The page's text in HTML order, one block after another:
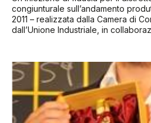
congiunturale sull’andamento
2011 – realizzata dalla Camera di
dall’Unione Industriale, in